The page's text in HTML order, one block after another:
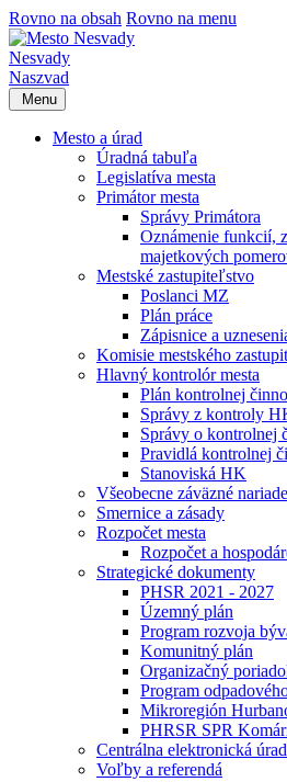
Rovno na obsah Rovno na menu
Nesvady
Naszvad
Menu
Mesto a úrad
Úradná tabuľa
Legislatíva mesta
Primátor mesta
Správy Primátora
Oznámenie funkcií,
majetkových
Mestské zastupiteľstvo
Poslanci MZ
Plán práce
Zápisnice a
Komisie mestského
Hlavný kontrolór mesta
Plán kontrolnej
Správy z kontroly
Správy o kontrolnej
Pravidlá kontrolnej
Stanoviská HK
Všeobecne záväzné
Smernice a zásady
Rozpočet mesta
Rozpočet a
Strategické dokumenty
PHSR 2021 - 2027
Územný plán
Program rozvoja
Komunitný plán
Organizačný
Program
Mikroregión
PHRSR SPR
Centrálna elektronická
Voľby a referendá